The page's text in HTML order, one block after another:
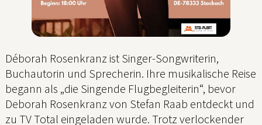
Déborah Rosenkranz ist Singer-Songwriterin,
Buchautorin und Sprecherin. Ihre musikalische Reise
begann als „die Singende Flugbegleiterin“, bevor
Deborah Rosenkranz von Stefan Raab entdeckt und
zu TV Total eingeladen wurde. Trotz verlockender